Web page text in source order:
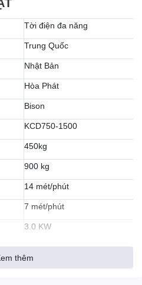
dây đồng, cho khả năng hoạt
công suất lên tới 2.0KW. Lõi
trong trang bị thêm quạt tản
động của động cơ.
Tời điện đa năng
Trung Quốc
Nhật Bản
Hòa Phát
Bison
KCD750-1500
450kg
900 kg
14 mét/phút
7 mét/phút
3.0 KW
380V – 3 Phase
30 mét
thêm